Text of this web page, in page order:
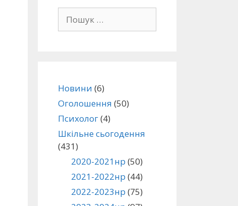
Новини (6)
Оголошення (50)
Психолог(4)
Шкільне сьогодення
(431)
2020-2021нр (50)
2021-2022нр (44)
2022-2023нр (75)